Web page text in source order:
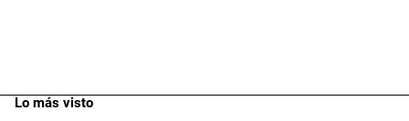
Lo más visto